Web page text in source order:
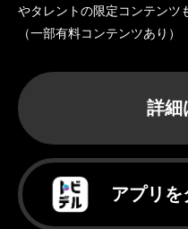
やタレントの限定コンテンツ
（一部有料コンテンツあり）
詳細
アプリ